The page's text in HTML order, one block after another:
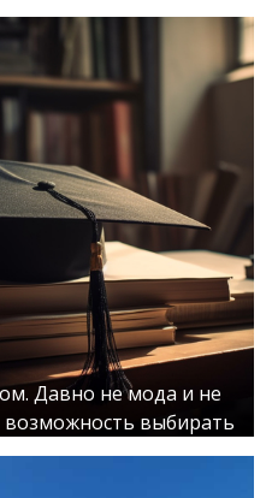
Давно не мода и не
выбирать